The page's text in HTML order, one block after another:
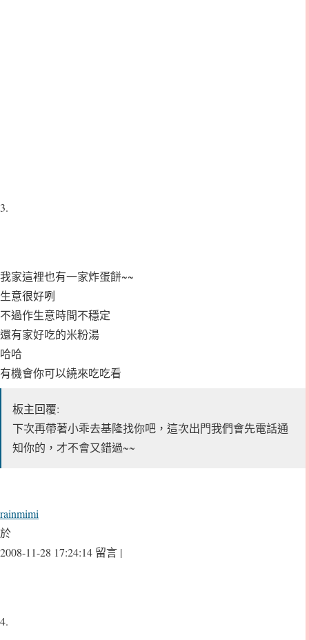
3.
我家這裡也有一家炸蛋餅~~
生意很好咧
不過作生意時間不穩定
還有家好吃的米粉湯
哈哈
有機會你可以繞來吃吃看
板主回覆:
下次再帶著小乖去基隆找你吧，這次出門我們會先電話通
知你的，才不會又錯過~~
rainmimi
於
2008-11-28 17:24:14 留言 |
4.